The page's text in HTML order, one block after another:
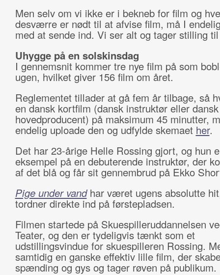
Men selv om vi ikke er i bekneb for film og
desværre er nødt til at afvise film, må I
med at sende ind. Vi ser alt og tager stilling
Uhygge på en solskinsdag
I gennemsnit kommer tre nye film på som
ugen, hvilket giver 156 film om året.
Reglementet tillader at gå fem år tilbage, så
en dansk kortfilm (dansk instruktør eller dansk
hovedproducent) på maksimum 45 minutter,
endelig uploade den og udfylde skemaet her.
Det har 23-årige Helle Rossing gjort, og hun
eksempel på en debuterende instruktør, der
af det blå og får sit gennembrud på Ekko
Pige under vand har været ugens absolutte
tordner direkte ind på førstepladsen.
Filmen startede på Skuespilleruddannelsen
Teater, og den er tydeligvis tænkt som et
udstillingsvindue for skuespilleren Rossing.
samtidig en ganske effektiv lille film, der
spænding og gys og tager røven på publikum.